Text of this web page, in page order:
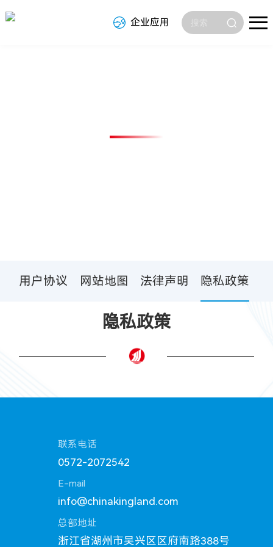
企业应用
用户协议 网站地图 法律声明 隐私政策
隐私政策
联系电话
0572-2072542
E-mail
info@chinakingland.com
总部地址
浙江省湖州市吴兴区区府南路388号